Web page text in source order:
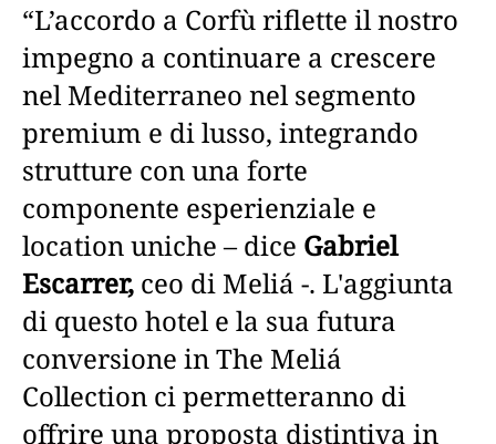
“L’accordo a Corfù riflette il nostro
impegno a continuare a crescere
nel Mediterraneo nel segmento
premium e di lusso, integrando
strutture con una forte
componente esperienziale e
location uniche – dice Gabriel
Escarrer, ceo di Meliá -. L'aggiunta
di questo hotel e la sua futura
conversione in The Meliá
Collection ci permetteranno di
offrire una proposta distintiva in